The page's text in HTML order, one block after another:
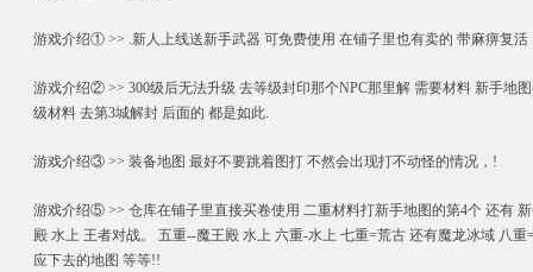
游戏介绍① >> .新人上线送新手武器 可免费使用 在铺子里也有卖的 带麻痹复
游戏介绍② >> 300级后无法升级 去等级封印那个NPC那里解 需要材料 新手地
级材料 去第3城解封 后面的 都是如此.
游戏介绍③ >> 装备地图 最好不要跳着图打 不然会出现打不动怪的情况，!
游戏介绍⑤ >> 仓库在铺子里直接买卷使用 二重材料打新手地图的第4个 还有
殿 水上 王者对战。 五重--魔王殿 水上 六重-水上 七重=荒古 还有魔龙冰域 八
应下去的地图 等等!!